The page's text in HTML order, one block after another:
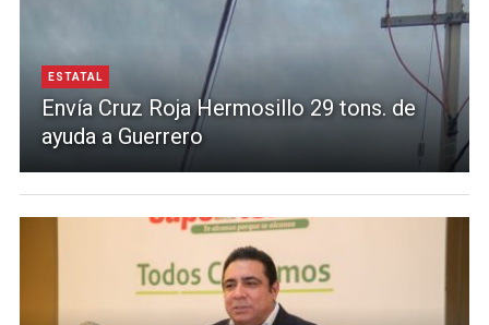
ESTATAL
Envía Cruz Roja Hermosillo 29 tons. de
ayuda a Guerrero